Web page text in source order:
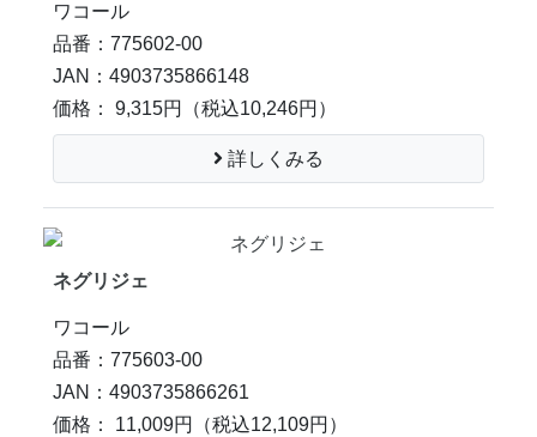
ワコール
品番：775602-00
JAN：4903735866148
価格： 9,315円
（税込10,246円）
詳しくみる
ネグリジェ
ワコール
品番：775603-00
JAN：4903735866261
価格： 11,009円
（税込12,109円）